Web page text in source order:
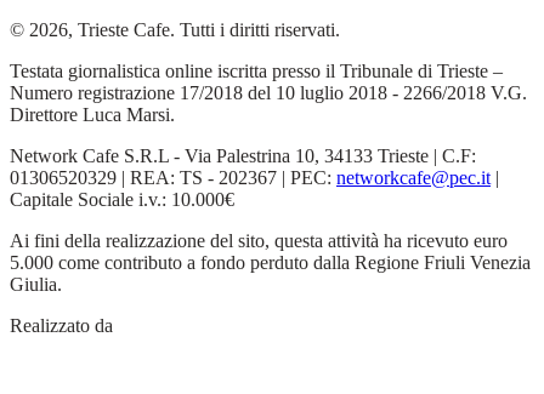
© 2026, Trieste Cafe. Tutti i diritti riservati.
Testata giornalistica online iscritta presso il Tribunale di Trieste –
Numero registrazione 17/2018 del 10 luglio 2018 - 2266/2018 V.G.
Direttore Luca Marsi.
Network Cafe S.R.L - Via Palestrina 10, 34133 Trieste | C.F:
01306520329 | REA: TS - 202367 | PEC: networkcafe@pec.it |
Capitale Sociale i.v.: 10.000€
Ai fini della realizzazione del sito, questa attività ha ricevuto euro
5.000 come contributo a fondo perduto dalla Regione Friuli Venezia
Giulia.
Realizzato da